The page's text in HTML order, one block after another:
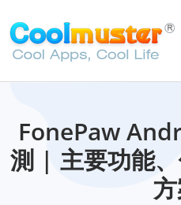
FonePaw
測 | 主要功能